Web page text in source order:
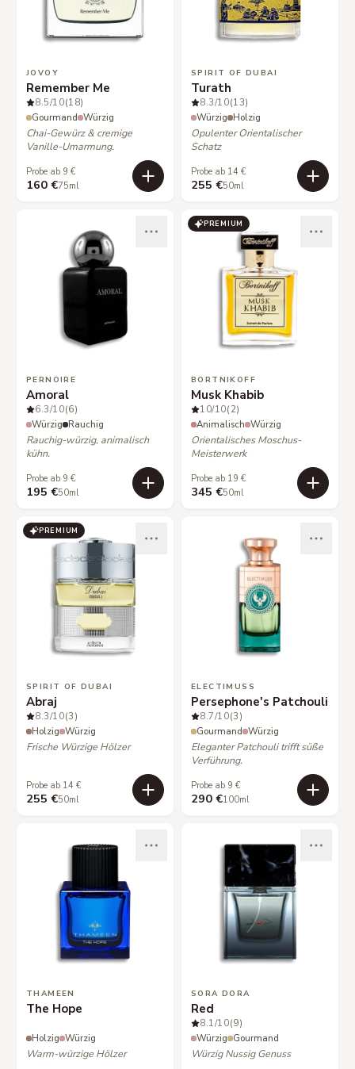
JOVOY
Remember Me
8.5/10(18)
Gourmand Würzig
Chai-Gewürz & cremige
Vanille-Umarmung.
Probe ab 9 €
160 €75ml
SPIRIT OF DUBAI
Turath
8.3/10(13)
Würzig Holzig
Opulenter Orientalischer
Schatz
Probe ab 14 €
255 €50ml
PERNOIRE
Amoral
6.3/10(6)
Würzig Rauchig
Rauchig-würzig, animalisch
kühn.
Probe ab 9 €
195 €50ml
PREMIUM
BORTNIKOFF
Musk Khabib
10/10(2)
Animalisch Würzig
Orientalisches Moschus-
Meisterwerk
Probe ab 19 €
345 €50ml
PREMIUM
SPIRIT OF DUBAI
Abraj
8.3/10(3)
Holzig Würzig
Frische Würzige Hölzer
Probe ab 14 €
255 €50ml
ELECTIMUSS
Persephone's Patchouli
8.7/10(3)
Gourmand Würzig
Eleganter Patchouli trifft süße
Verführung.
Probe ab 9 €
290 €100ml
THAMEEN
The Hope
Holzig Würzig
Warm-würzige Hölzer
SORA DORA
Red
8.1/10(9)
Würzig Gourmand
Würzig Nussig Genuss